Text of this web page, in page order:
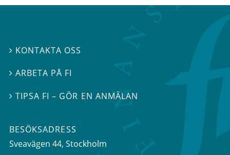
 KONTAKTA OSS
ARBETA PÅ FI
TIPSA FI – GÖR EN ANMÄLAN
BESÖKSADRESS
Sveavägen 44, Stockholm